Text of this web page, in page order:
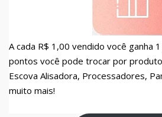
A cada R$ 1,00 vendido você ganha
pontos você pode trocar por
Escova Alisadora, Processadores,
muito mais!